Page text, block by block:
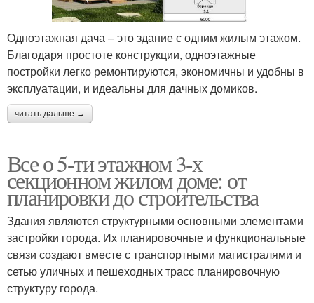
Одноэтажная дача – это здание с одним жилым этажом.
Благодаря простоте конструкции, одноэтажные
постройки легко ремонтируются, экономичны и удобны в
эксплуатации, и идеальны для дачных домиков.
читать дальше →
Все о 5-ти этажном 3-х
секционном жилом доме: от
планировки до строительства
Здания являются структурными основными элементами
застройки города. Их планировочные и функциональные
связи создают вместе с транспортными магистралями и
сетью уличных и пешеходных трасс планировочную
структуру города.